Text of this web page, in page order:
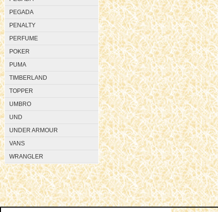
PEGADA
PENALTY
PERFUME
POKER
PUMA
TIMBERLAND
TOPPER
UMBRO
UND
UNDER ARMOUR
VANS
WRANGLER